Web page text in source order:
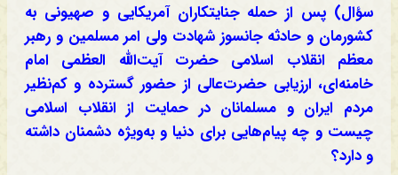
سؤال) پس از حمله جنایتکاران آمریکایی و صهیونی به
کشورمان و حادثه جانسوز شهادت ولی امر مسلمین و رهبر
معظم انقلاب اسلامی حضرت آیت‌الله العظمی امام
خامنه‌ای، ارزیابی حضرت‌عالی از حضور گسترده و کم‌نظیر
مردم ایران و مسلمانان در حمایت از انقلاب اسلامی
چیست و چه پیام‌هایی برای دنیا و به‌ویژه دشمنان داشته
و دارد؟